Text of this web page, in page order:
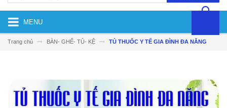
MENU
Trang chủ BÀN- GHẾ- TỦ- KỆ TỦ THUỐC Y TẾ GIA ĐÌNH ĐA NĂNG